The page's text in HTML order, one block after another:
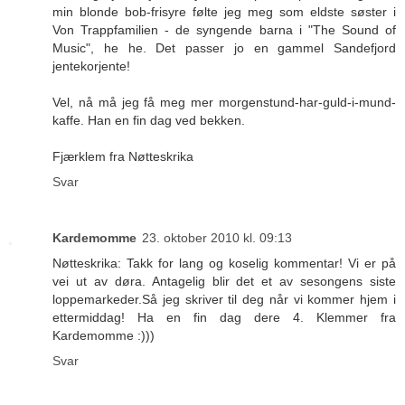
min blonde bob-frisyre følte jeg meg som eldste søster i
Von Trappfamilien - de syngende barna i "The Sound of
Music", he he. Det passer jo en gammel Sandefjord
jentekorjente!
Vel, nå må jeg få meg mer morgenstund-har-guld-i-mund-
kaffe. Han en fin dag ved bekken.
Fjærklem fra Nøtteskrika
Svar
Kardemomme 23. oktober 2010 kl. 09:13
Nøtteskrika: Takk for lang og koselig kommentar! Vi er på
vei ut av døra. Antagelig blir det et av sesongens siste
loppemarkeder.Så jeg skriver til deg når vi kommer hjem i
ettermiddag! Ha en fin dag dere 4. Klemmer fra
Kardemomme :)))
Svar